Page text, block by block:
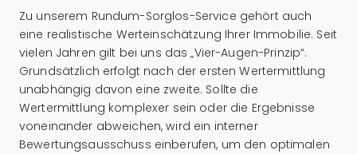
Zu unserem Rundum-Sorglos-Service gehört auch
eine realistische Werteinschätzung Ihrer Immobilie. Seit
vielen Jahren gilt bei uns das „Vier-Augen-Prinzip“.
Grundsätzlich erfolgt nach der ersten Wertermittlung
unabhängig davon eine zweite. Sollte die
Wertermittlung komplexer sein oder die Ergebnisse
voneinander abweichen, wird ein interner
Bewertungsausschuss einberufen, um den optimalen